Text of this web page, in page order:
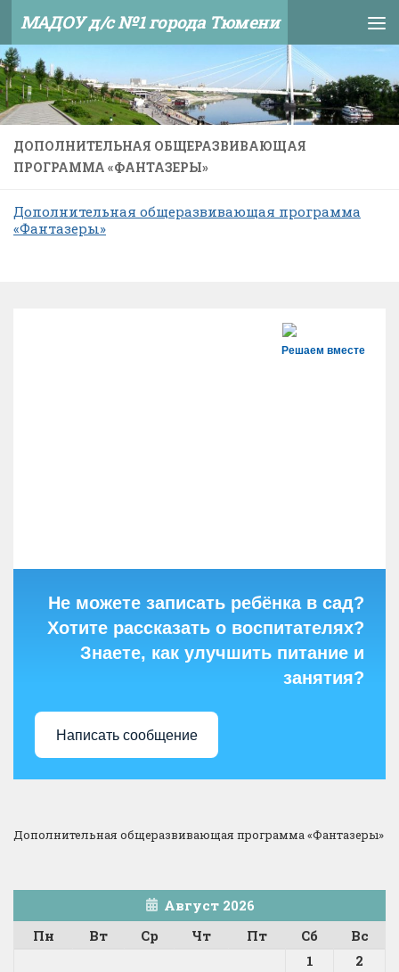
Skip to content
МАДОУ д/с №1 города Тюмени
ДОПОЛНИТЕЛЬНАЯ ОБЩЕРАЗВИВАЮЩАЯ
ПРОГРАММА «ФАНТАЗЕРЫ»
Дополнительная общеразвивающая программа
«Фантазеры»
Решаем вместе
Не можете записать ребёнка в сад?
Хотите рассказать о воспитателях?
Знаете, как улучшить питание и
занятия?
Написать сообщение
Дополнительная общеразвивающая программа «Фантазеры»
Август 2026
Пн
Вт Ср Чт Пт Сб
Вс
1
2